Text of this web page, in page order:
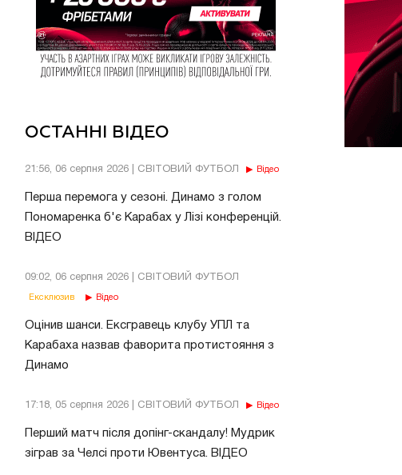
ОСТАННІ ВІДЕО
21:56, 06 серпня 2026 | СВІТОВИЙ ФУТБОЛ Відео
Перша перемога у сезоні. Динамо з голом
Пономаренка б'є Карабах у Лізі конференцій.
ВІДЕО
09:02, 06 серпня 2026 | СВІТОВИЙ ФУТБОЛ
Ексклюзив Відео
Оцінив шанси. Ексгравець клубу УПЛ та
Карабаха назвав фаворита протистояння з
Динамо
17:18, 05 серпня 2026 | СВІТОВИЙ ФУТБОЛ Відео
Перший матч після допінг-скандалу! Мудрик
зіграв за Челсі проти Ювентуса. ВІДЕО